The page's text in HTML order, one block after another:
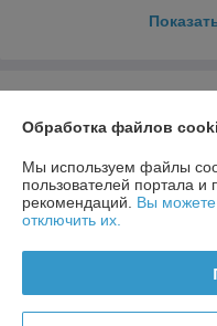
О нас
Доставка и оплата
График работы
Обработка файлов
Мы используем файлы
пользователей портала
рекомендаций. Вы
отключить их.